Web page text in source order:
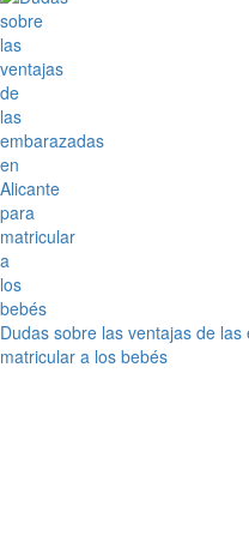
Dudas sobre las ventajas de
matricular a los bebés